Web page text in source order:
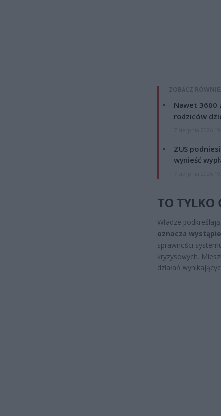
ZOBACZ
Nawet 3600
rodziców
ZUS
wynieść
TO TYLKO
Władze
oznacza
sprawności
kryzysowych.
działań